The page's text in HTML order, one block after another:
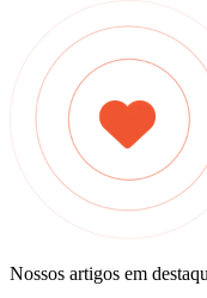
Nossos artigos em